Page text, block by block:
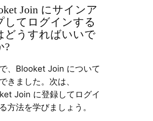
Join にサインア
してログインする
どうすればいいで
?
、Blooket Join について
きました。次は、
Join に登録してログイ
方法を学びましょう。